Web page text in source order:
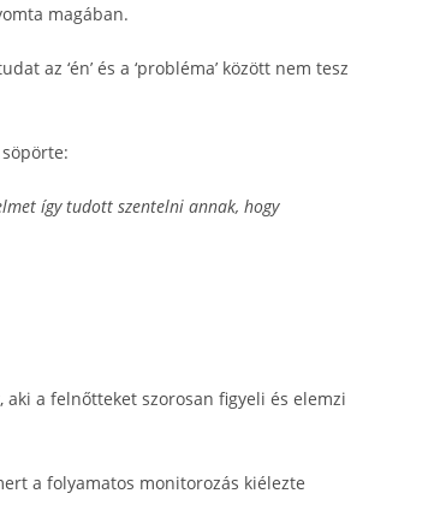
magában.
az ‘én’ és a ‘probléma’ között nem tesz
így tudott szentelni annak, hogy
a felnőtteket szorosan figyeli és elemzi
a folyamatos monitorozás kiélezte